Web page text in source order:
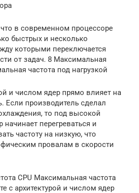
в современном процессоре
быстрых и несколько
которыми переключается
от задач. 8 Максимальная
частота под нагрузкой
и числом ядер прямо влияет на
Если производитель сделал
то под высокой
начинает перегреваться и
частоту на низкую, что
провалам в скорости
CPU Максимальная частота
с архитектурой и числом ядер